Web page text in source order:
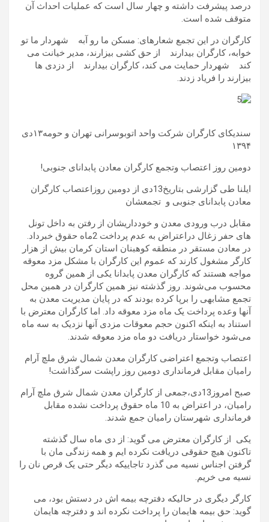
درصد پیشرفت داشته و چهار سال است که عملیات احداث آن
متوقف شده است.
کارگران در این تجمع شعارهای: مسکن ما رو آبه شهردار ما تو
خوابه، کارگران بیدارند از حق کشی بیزارند، مدیر خیانت می
کند شهردار حمایت می کند، کارگران بیدارند از دزدی ها
بیزارند را فریاد زدند.
سندیکای کارگران شرکت واحد اتوبوسرانی تهران و حومه۱۳دی
۱۳۹۴
دومین روز اعتصاب وتجمع کارگران معادن پابدانای جنوبی!
ایلنا طی گزارشی بتاریخ13دی از دومین روزاعتصاب کارگران
معادن پابدانای جنوبی و تجمعشان
مقابل درب ورودی معدن و خودداریشان از رفتن به داخل تونل
های حفر زغال دراعتراض به عدم پرداخت 2ماه حقوق خبرداد.
در معادن مستقر در منطقه کوهبنان استان کرمان بیش از هزار
کارگر مشغول کارند که عموم این کارگران با مشکل مزد معوقه
مواجه هستند که کارگران معدن پابدانا یکی از همین گروه
محسوب می‌شوند. روز گذشته نیز همین کارگران در همین محل
تجمع مشابهی را برپا کرده بودند که در پایان مدیریت معدن به
آنها وعده پرداخت یک ماه مزد معوقه داد. اما کارگران معترض با
استناد به اینکه اکنون حجم معوقات مزدی آنها نزدیک به سه ماه
می‌شود خواستار دریافت دو ماه مزد معوقه شدند.
اعتصاب وتجمع اعتراضی کارگران معدن شمال شرق ملچ آرام
رامیان مقابل فرمانداری دومین روز راپشت سرگذاشت!
صبح امروز13دی،جمعی از کارگران معدن شمال شرق ملچ آرام
رامیان، در اعتراض به 10 ماه حقوق پرداخت نشده مقابل
فرمانداری شهرستان رامیان جمع شدند.
یکی از کارگران معترض می گوید: از دی ماه سال گذشته
تاکنون هیچ حقوقی دریافت نکرده ایم و همه زندگی مان با
گرفتن اجناس نسیه می گذرد تاجاییکه دیگر حتی یک قرص نان را
نسیه می خریم.
کارگر دیگری در حالیکه دفترچه بیمه اش در دستش بود، می
گوید: حق بیمه هایمان را پرداخت نکرده اند و دفترچه هایمان